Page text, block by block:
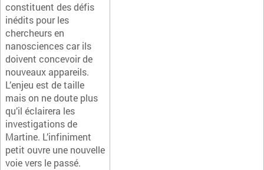
constituent des défis
inédits pour les
chercheurs en
nanosciences car ils
doivent concevoir de
nouveaux appareils.
L’enjeu est de taille
mais on ne doute plus
qu’il éclairera les
investigations de
Martine. L’infiniment
petit ouvre une nouvelle
voie vers le passé.